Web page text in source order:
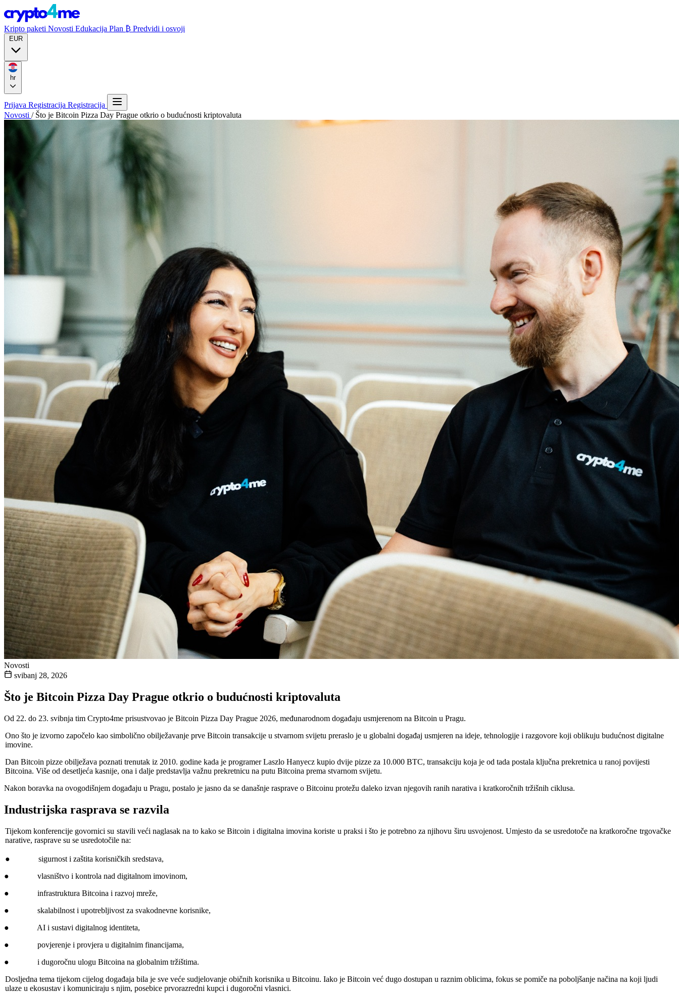
Kripto paketi Novosti Edukacija Plan ₿ Predvidi i osvoji
hr
Prijava Registracija Registracija
Novosti / Što je Bitcoin Pizza Day Prague otkrio o budućnosti kriptovaluta
Novosti
svibanj 28, 2026
Što je Bitcoin Pizza Day Prague otkrio o budućnosti kriptovaluta
Od 22. do 23. svibnja tim Crypto4me prisustvovao je Bitcoin Pizza Day Prague 2026, međunarodnom događaju usmjerenom na Bitcoin u Pragu.
Ono što je izvorno započelo kao simbolično obilježavanje prve Bitcoin transakcije u stvarnom svijetu preraslo je u globalni događaj usmjeren na ideje, tehnologije i razgovore koji oblikuju budućnost digitalne
imovine.
Dan Bitcoin pizze obilježava poznati trenutak iz 2010. godine kada je programer Laszlo Hanyecz kupio dvije pizze za 10.000 BTC, transakciju koja je od tada postala ključna prekretnica u ranoj povijesti
Bitcoina. Više od desetljeća kasnije, ona i dalje predstavlja važnu prekretnicu na putu Bitcoina prema stvarnom svijetu.
Nakon boravka na ovogodišnjem događaju u Pragu, postalo je jasno da se današnje rasprave o Bitcoinu protežu daleko izvan njegovih ranih narativa i kratkoročnih tržišnih ciklusa.
Industrijska rasprava se razvila
Tijekom konferencije govornici su stavili veći naglasak na to kako se Bitcoin i digitalna imovina koriste u praksi i što je potrebno za njihovu širu usvojenost. Umjesto da se usredotoče na kratkoročne trgovačke
narative, rasprave su se usredotočile na:
● sigurnost i zaštita korisničkih sredstava,
● vlasništvo i kontrola nad digitalnom imovinom,
● infrastruktura Bitcoina i razvoj mreže,
● skalabilnost i upotrebljivost za svakodnevne korisnike,
● AI i sustavi digitalnog identiteta,
● povjerenje i provjera u digitalnim financijama,
● i dugoročnu ulogu Bitcoina na globalnim tržištima.
Dosljedna tema tijekom cijelog događaja bila je sve veće sudjelovanje običnih korisnika u Bitcoinu. Iako je Bitcoin već dugo dostupan u raznim oblicima, fokus se pomiče na poboljšanje načina na koji ljudi
ulaze u ekosustav i komuniciraju s njim, posebice prvorazredni kupci i dugoročni vlasnici.